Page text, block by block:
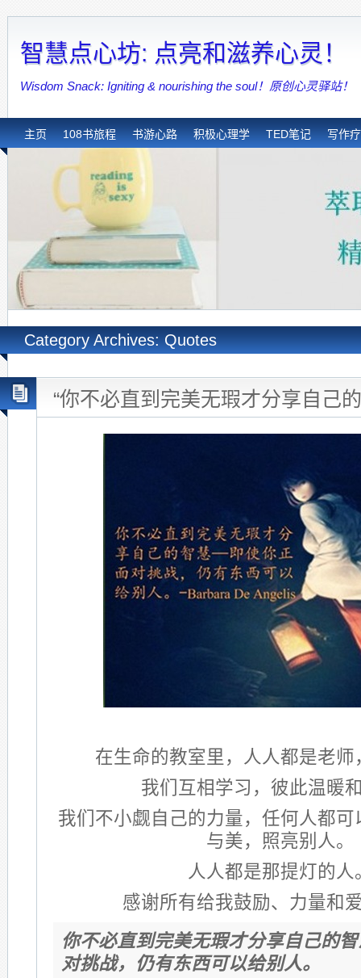
智慧点心坊: 点亮和滋养心灵！
Wisdom Snack: Igniting & nourishing the soul！原创心灵驿站！
主页 108书旅程 书游心路 积极心理学 TED笔记 写作
Category Archives: Quotes
“你不必直到完美无瑕才分享自己
在生命的教室里，人人都是老师
我们互相学习，彼此温暖
我们不小觑自己的力量，任何人都
与美，照亮别人。
人人都是那提灯的人
感谢所有给我鼓励、力量和
你不必直到完美无瑕才分享自己的
对挑战，仍有东西可以给别人。